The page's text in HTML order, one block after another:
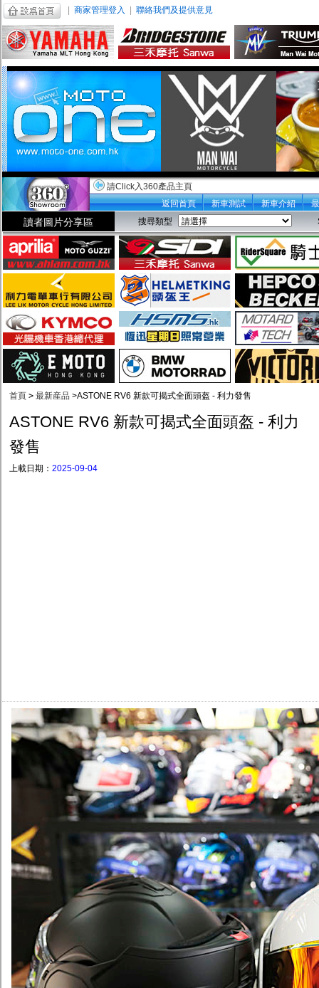
商家管理登入 聯絡我們及提供意見
請Click入360產品主頁
返回首頁
新車測試 新車介紹
讀者圖片分享區 搜尋類型
首頁 > 最新産品 >ASTONE RV6 新款可揭式全面頭盔 - 利力發售
ASTONE RV6 新款可揭式全面頭盔 - 利力
發售
上載日期： 2025-09-04